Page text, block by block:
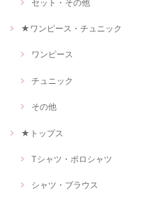
セット・その他
★ワンピース・チュニック
ワンピース
チュニック
その他
★トップス
Tシャツ・ポロシャツ
シャツ・ブラウス